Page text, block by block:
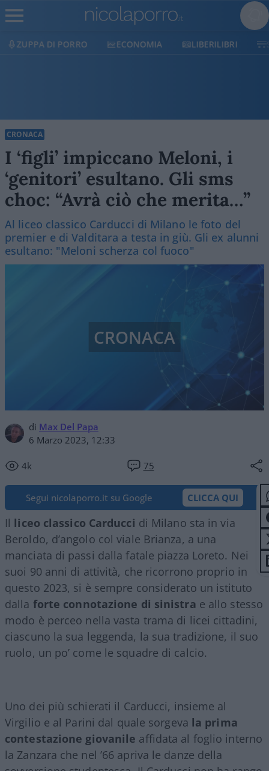
ECONOMIA LIBERILIBRI SHOP SOSTIENICI
CRONACA
I ‘figli’ impiccano Meloni, i
‘genitori’ esultano. Gli sms
choc: “Avrà ciò che merita…”
Al liceo classico Carducci di Milano le foto del
premier e di Valditara a testa in giù. Gli ex alunni
esultano: "Meloni scherza col fuoco"
di Max Del Papa
6 Marzo 2023, 12:33
4k 75
CRONACA
Segui nicolaporro.it su Google CLICCA QUI
Il liceo classico Carducci di Milano sta in via
Beroldo, d’angolo col viale Brianza, a una
manciata di passi dalla fatale piazza Loreto. Nei
suoi 90 anni di attività, che ricorrono proprio in
questo 2023, si è sempre considerato un istituto
dalla forte connotazione di sinistra e allo stesso
modo è perceo nella vasta trama di licei cittadini,
ciascuno la sua leggenda, la sua tradizione, il suo
ruolo, un po’ come le squadre di calcio.
Uno dei più schierati il Carducci, insieme al
Virgilio e al Parini dal quale sorgeva la prima
contestazione giovanile affidata al foglio interno
la Zanzara che nel ’66 apriva le danze della